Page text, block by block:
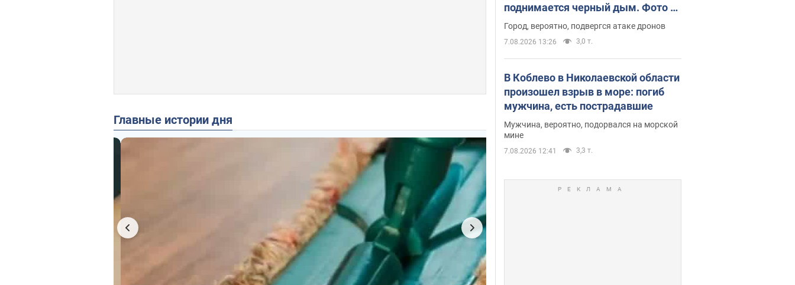
Главные истории дня
поднимается черный дым. Фото и
видео
Город, вероятно, подвергся атаке дронов
7.08.2026 13:26 3,0 т.
В Коблево в Николаевской области
произошел взрыв в море: погиб
мужчина, есть пострадавшие
Мужчина, вероятно, подорвался на морской
мине
7.08.2026 12:41 3,3 т.